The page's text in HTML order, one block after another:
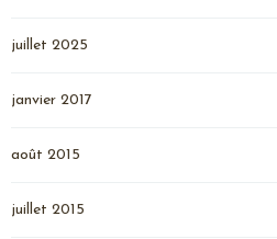
juillet 2025
janvier 2017
août 2015
juillet 2015